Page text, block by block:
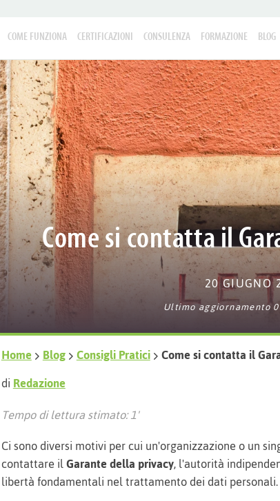
COME FUNZIONA CERTIFICAZIONI CONSULENZA FORMAZIONE BLOG
Come si contatta il
20 GIUGNO
Ultimo aggiornamento
Home Blog Consigli Pratici Come si contatta il
diRedazione
Tempo di lettura stimato: 1'
Ci sono diversi motivi per cui un'organizzazione o un
contattare ilGarante della privacy, l'autorità
libertà fondamentali nel trattamento dei dati personali.